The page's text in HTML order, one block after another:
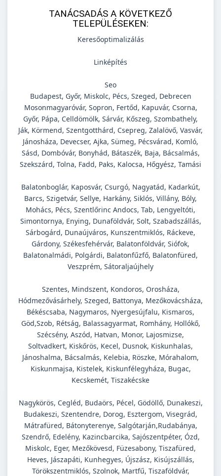
TANÁCSADÁS A KÖVETKEZŐ
TELEPÜLÉSEKEN:
Keresőoptimalizálás
Linképítés
Seo
Budapest, Győr, Miskolc, Pécs, Szeged, Debrecen
Mosonmagyaróvár, Sopron, Fertőd, Kapuvár, Csorna,
Győr, Pápa, Celldömölk, Sárvár, Kőszeg, Szombathely,
Ják, Körmend, Szentgotthárd, Csepreg, Zalalövő, Vasvár,
Jánosháza, Devecser, Ajka, Sümeg, Pécsvárad, Komló,
Sásd, Dombóvár, Bonyhád, Bátaszék, Baja, Bácsalmás,
Szekszárd, Tolna, Fadd, Paks, Kalocsa, Hőgyész, Tamási
Balatonboglár, Kaposvár, Csurgó, Nagyatád, Kadarkút,
Barcs, Szigetvár, Sellye, Harkány, Siklós, Villány, Bóly,
Mohács, Pécs, Szentlőrinc Andocs, Tab, Lengyeltóti,
Simontornya, Enying, Dunaföldvár, Solt, Szabadszállás,
Sárbogárd, Dunaújváros, Kunszentmiklós, Ráckeve,
Gárdony, Székesfehérvár, Balatonföldvár, Siófok,
Balatonalmádi, Polgárdi, Balatonfűzfő, Balatonfüred,
Veszprém, Sátoraljaújhely
Szentes, Mindszent, Kondoros, Orosháza,
Hódmezővásárhely, Szeged, Battonya, Mezőkovácsháza,
Békéscsaba, Nagymaros, Nyergesújfalu, Kismaros,
Göd,Szob, Rétság, Balassagyarmat, Romhány, Hollókő,
Szécsény, Aszód, Hatvan, Monor, Lajosmizse,
Soltvadkert, Kiskőrös, Kecel, Dusnok, Kiskunhalas,
Jánoshalma, Bácsalmás, Kelebia, Röszke, Mórahalom,
Kiskunmajsa, Kistelek, Kiskunfélegyháza, Bugac,
Kecskemét, Tiszakécske
Nagykörös, Cegléd, Budaörs, Pécel, Gödöllő, Dunakeszi,
Budakeszi, Szentendre, Dorog, Esztergom, Visegrád,
Mátrafüred, Bátonyterenye, Salgótarján,Rudabánya,
Szendrő, Edelény, Kazincbarcika, Sajószentpéter, Ózd,
Miskolc, Eger, Mezőkövesd, Füzesabony, Tiszafüred,
Heves, Jászapáti, Kunhegyes, Újszász, Kisújszállás,
Törökszentmiklós, Szolnok, Martfű, Tiszaföldvár,